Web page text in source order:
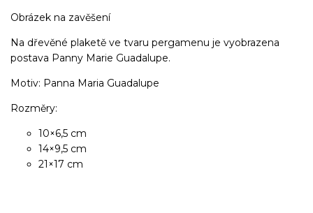
Obrázek na zavěšení
Na dřevěné plaketě ve tvaru pergamenu je vyobrazena
postava Panny Marie Guadalupe.
Motiv: Panna Maria Guadalupe
Rozměry:
10×6,5 cm
14×9,5 cm
21×17 cm